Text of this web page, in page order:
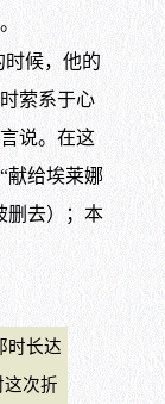
候，他的
萦系于心
说。在这
献给埃莱娜
删去）；本
长达
次折